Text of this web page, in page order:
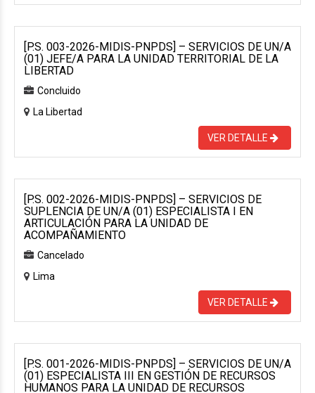
[P.S. 003-2026-MIDIS-PNPDS] – SERVICIOS DE UN/A
(01) JEFE/A PARA LA UNIDAD TERRITORIAL DE LA
LIBERTAD
Concluido
La Libertad
VER DETALLE
[P.S. 002-2026-MIDIS-PNPDS] – SERVICIOS DE
SUPLENCIA DE UN/A (01) ESPECIALISTA I EN
ARTICULACIÓN PARA LA UNIDAD DE
ACOMPAÑAMIENTO
Cancelado
Lima
VER DETALLE
[P.S. 001-2026-MIDIS-PNPDS] – SERVICIOS DE UN/A
(01) ESPECIALISTA III EN GESTIÓN DE RECURSOS
HUMANOS PARA LA UNIDAD DE RECURSOS